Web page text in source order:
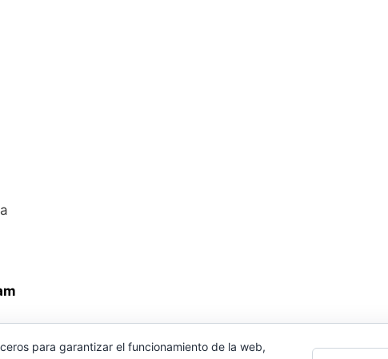
para garantizar el funcionamiento de la web,